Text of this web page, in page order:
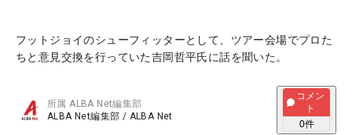
フットジョイのシューフィッターとして、ツアー会場でプロた
ちと意見交換を行っていた吉岡哲平氏に話を聞いた。
所属ALBA Net編集部
ALBA Net編集部 / ALBA Net
コメン
ト
0件